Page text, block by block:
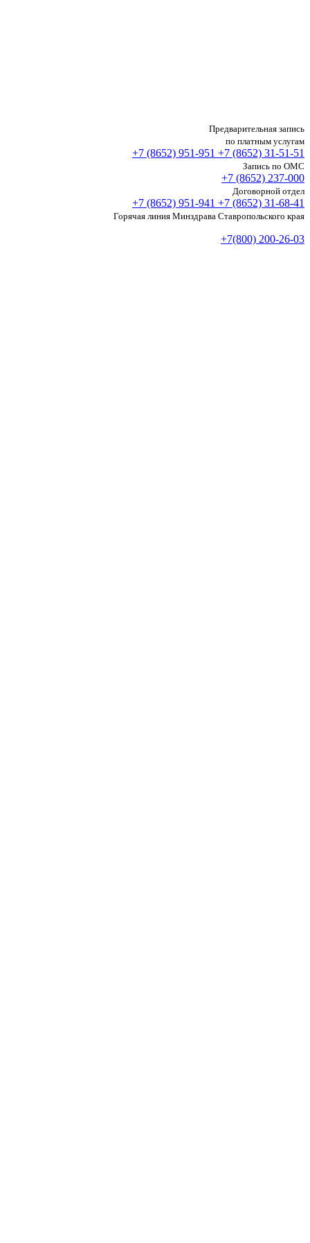
Предварительная запись
по платным услугам
+7 (8652) 951-951 +7 (8652) 31-51-51
Запись по ОМС
+7 (8652) 237-000
Договорной отдел
+7 (8652) 951-941 +7 (8652) 31-68-41
Горячая линия Минздрава Ставропольского края
+7(800) 200-26-03